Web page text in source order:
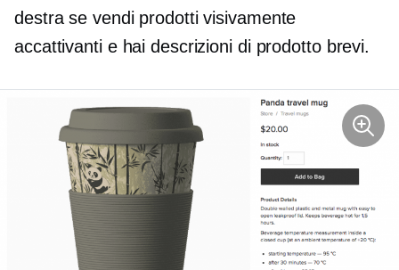
destra se vendi prodotti visivamente
accattivanti e hai descrizioni di prodotto brevi.